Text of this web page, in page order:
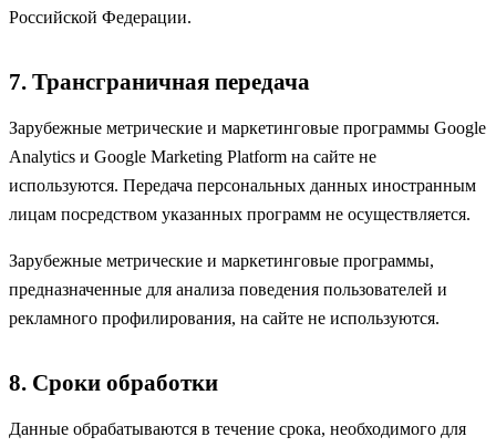
Российской Федерации.
7. Трансграничная передача
Зарубежные метрические и маркетинговые программы Google
Analytics и Google Marketing Platform на сайте не
используются. Передача персональных данных иностранным
лицам посредством указанных программ не осуществляется.
Зарубежные метрические и маркетинговые программы,
предназначенные для анализа поведения пользователей и
рекламного профилирования, на сайте не используются.
8. Сроки обработки
Данные обрабатываются в течение срока, необходимого для